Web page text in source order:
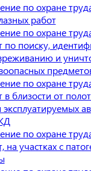
по охране
работ
по охране
по поиску,
и
по охране
в близости от
эксплуатируемых
по охране
на участках с